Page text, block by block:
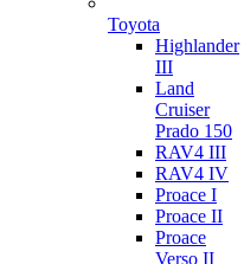
Toyota
Highlander
III
Land
Cruiser
Prado 150
RAV4 III
RAV4 IV
Proace I
Proace II
Proace
Verso II